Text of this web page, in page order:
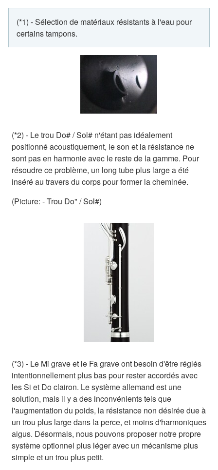
(*1) - Sélection de matériaux résistants à l'eau pour
certains tampons.
(*2) - Le trou Do# / Sol# n'étant pas idéalement
positionné acoustiquement, le son et la résistance ne
sont pas en harmonie avec le reste de la gamme. Pour
résoudre ce problème, un long tube plus large a été
inséré au travers du corps pour former la cheminée.
(Picture: - Trou Do" / Sol#)
(*3) - Le Mi grave et le Fa grave ont besoin d'être réglés
intentionnellement plus bas pour rester accordés avec
les Si et Do clairon. Le système allemand est une
solution, mais il y a des inconvénients tels que
l'augmentation du poids, la résistance non désirée due à
un trou plus large dans la perce, et moins d'harmoniques
aigus. Désormais, nous pouvons proposer notre propre
système optionnel plus léger avec un mécanisme plus
simple et un trou plus petit.